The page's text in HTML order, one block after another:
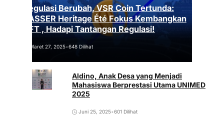
Regulasi Berubah, VSR Coin Tertunda:
VASSER Heritage Été Fokus Kembangkan
NFT , Hadapi Tantangan Regulasi!
Maret 27, 2025•648 Dilihat
Aldino, Anak Desa yang Menjadi
Mahasiswa Berprestasi Utama UNIMED
2025
Juni 25, 2025•601 Dilihat